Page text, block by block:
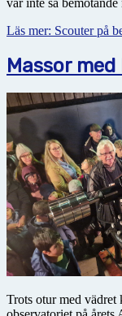
Läs mer: Scouter på
Massor
Trots otur med vädret